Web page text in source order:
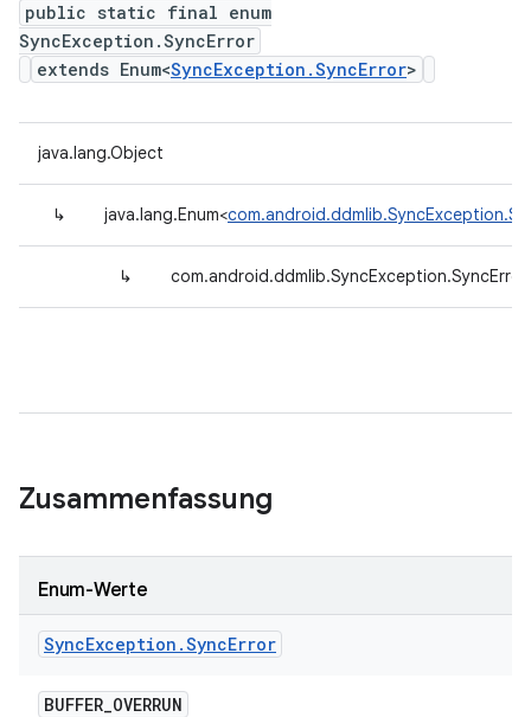
public static final enum
SyncException.SyncError
extends Enum<SyncException.SyncError>
java.lang.Object
↳ java.lang.Enum<
↳ com.android.ddmlib.SyncException.SyncError
Zusammenfassung
Enum-Werte
SyncException .SyncError
BUFFER_OVERRUN